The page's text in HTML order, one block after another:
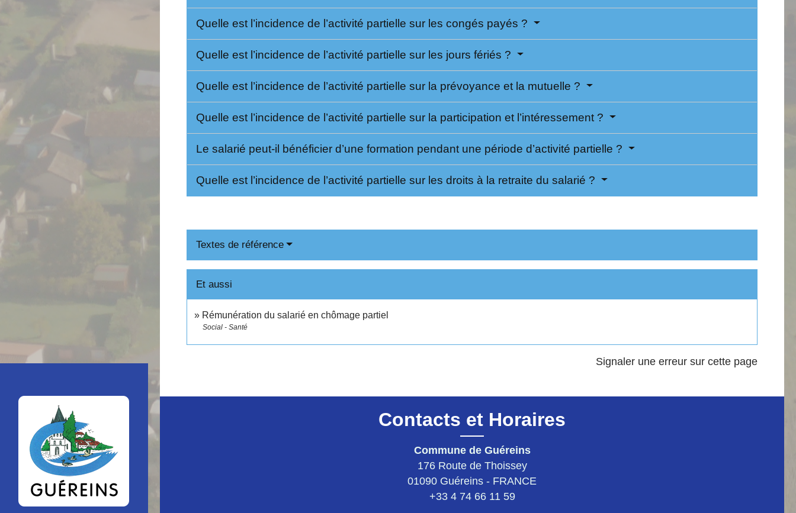
Quelle est l’incidence de l’activité partielle sur les congés payés ?
Quelle est l’incidence de l’activité partielle sur les jours fériés ?
Quelle est l’incidence de l’activité partielle sur la prévoyance et la mutuelle ?
Quelle est l’incidence de l’activité partielle sur la participation et l’intéressement ?
Le salarié peut-il bénéficier d’une formation pendant une période d’activité partielle ?
Quelle est l’incidence de l’activité partielle sur les droits à la retraite du salarié ?
Textes de référence
Et aussi
Rémunération du salarié en chômage partiel
Social - Santé
Signaler une erreur sur cette page
Contacts et Horaires
Commune de Guéreins
176 Route de Thoissey
01090 Guéreins - FRANCE
+33 4 74 66 11 59